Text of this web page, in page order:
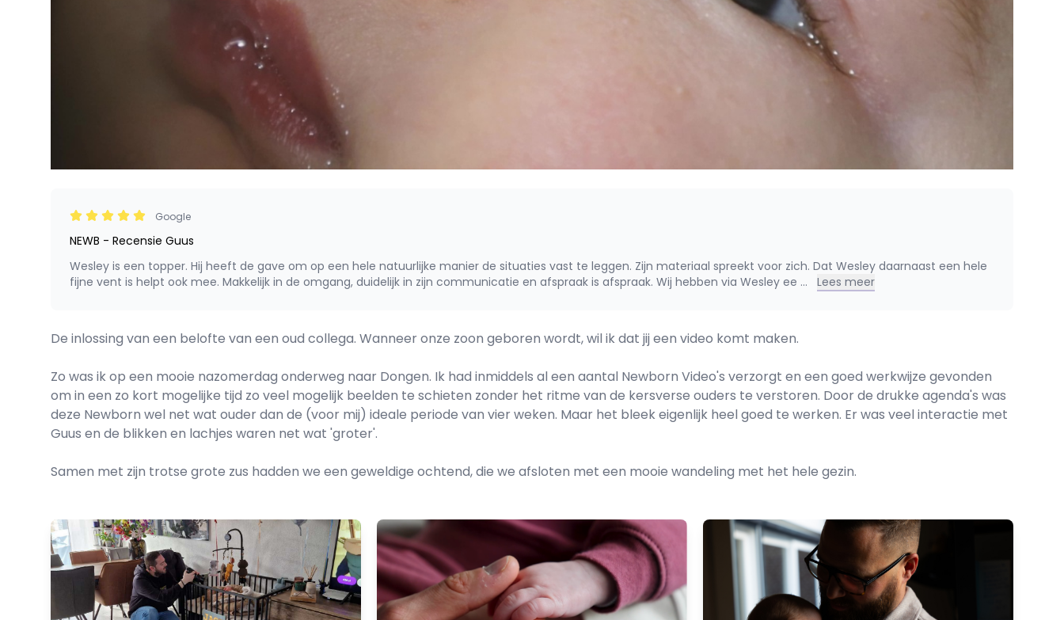
Google
NEWB - Recensie Guus
Wesley is een topper. Hij heeft de gave om op een hele natuurlijke manier de situaties vast te leggen. Zijn materiaal spreekt voor zich. Dat Wesley daarnaast een hele
fijne vent is helpt ook mee. Makkelijk in de omgang, duidelijk in zijn communicatie en afspraak is afspraak. Wij hebben via Wesley ee ... Lees meer
De inlossing van een belofte van een oud collega. Wanneer onze zoon geboren wordt, wil ik dat jij een video komt maken.
Zo was ik op een mooie nazomerdag onderweg naar Dongen. Ik had inmiddels al een aantal Newborn Video's verzorgt en een goed werkwijze gevonden
om in een zo kort mogelijke tijd zo veel mogelijk beelden te schieten zonder het ritme van de kersverse ouders te verstoren. Door de drukke agenda's was
deze Newborn wel net wat ouder dan de (voor mij) ideale periode van vier weken. Maar het bleek eigenlijk heel goed te werken. Er was veel interactie met
Guus en de blikken en lachjes waren net wat 'groter'.
Samen met zijn trotse grote zus hadden we een geweldige ochtend, die we afsloten met een mooie wandeling met het hele gezin.